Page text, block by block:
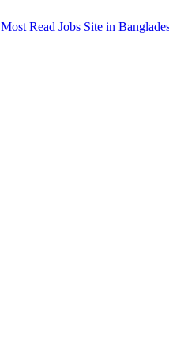
Read Jobs Site in